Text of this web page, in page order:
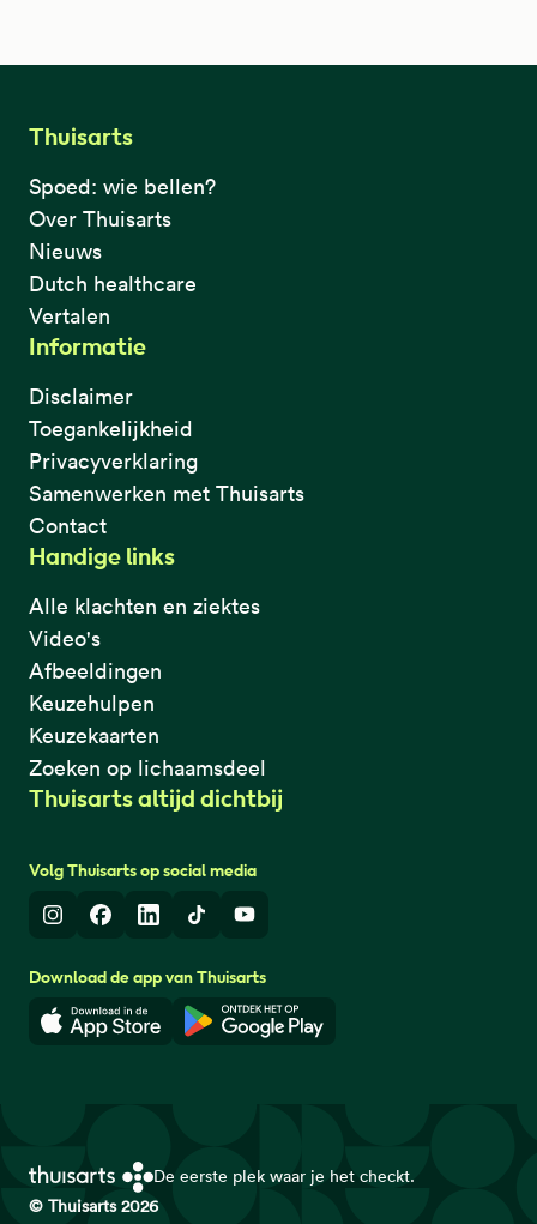
Thuisarts
Spoed: wie bellen?
Over Thuisarts
Nieuws
Dutch healthcare
Vertalen
Informatie
Disclaimer
Toegankelijkheid
Privacyverklaring
Samenwerken met Thuisarts
Contact
Handige links
Alle klachten en ziektes
Video's
Afbeeldingen
Keuzehulpen
Keuzekaarten
Zoeken op lichaamsdeel
Thuisarts altijd dichtbij
Volg Thuisarts op social media
InstagramFacebook
LinkedInTikTokYoutube
Download de app van Thuisarts
Download in de App StoreDownload in de Google Play
De eerste plek waar je het checkt.
© Thuisarts 2026